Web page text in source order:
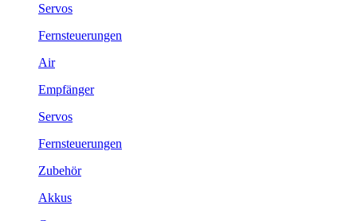
Servos
Fernsteuerungen
Air
Empfänger
Servos
Fernsteuerungen
Zubehör
Akkus